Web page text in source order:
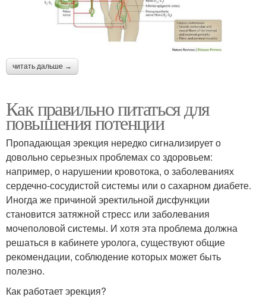
читать дальше →
Как правильно питаться для
повышения потенции
Пропадающая эрекция нередко сигнализирует о
довольно серьезных проблемах со здоровьем:
например, о нарушении кровотока, о заболеваниях
сердечно-сосудистой системы или о сахарном диабете.
Иногда же причиной эректильной дисфункции
становится затяжной стресс или заболевания
мочеполовой системы. И хотя эта проблема должна
решаться в кабинете уролога, существуют общие
рекомендации, соблюдение которых может быть
полезно.
Как работает эрекция?